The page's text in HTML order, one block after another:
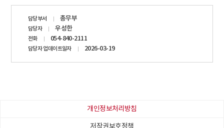
담당부서 총무부
담당자 우성한
전화 054-840-2111
담당자 업데이트일자 2026-03-19
개인정보처리방침